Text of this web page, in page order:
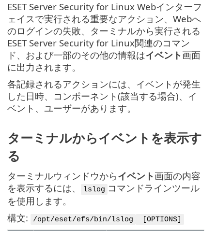
ESET Server Security for Linux Webインターフ
ェイスで実行される重要なアクション、Webへ
のログインの失敗、ターミナルから実行される
ESET Server Security for Linux関連のコマン
ド、および一部のその他の情報はイベント画面
に出力されます。
各記録されるアクションには、イベントが発生
した日時、コンポーネント(該当する場合)、イ
ベント、ユーザーがあります。
ターミナルからイベントを表示す
る
ターミナルウィンドウからイベント画面の内容
を表示するには、
lslog コマンドラインツール
を使用します。
構文:
/opt/eset/efs/bin/lslog [OPTIONS]